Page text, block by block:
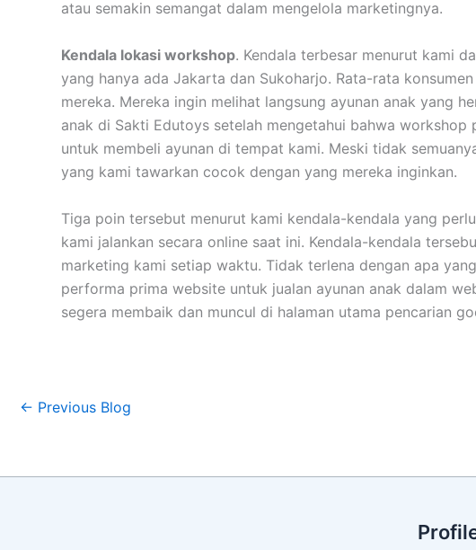
atau semakin semangat dalam mengelola marketingnya.
Kendala lokasi workshop. Kendala terbesar menurut kami
yang hanya ada Jakarta dan Sukoharjo. Rata-rata
mereka. Mereka ingin melihat langsung ayunan anak yang
anak di Sakti Edutoys setelah mengetahui bahwa
untuk membeli ayunan di tempat kami. Meski tidak
yang kami tawarkan cocok dengan yang mereka inginkan.
Tiga poin tersebut menurut kami kendala-kendala yang
kami jalankan secara online saat ini. Kendala-kendala
marketing kami setiap waktu. Tidak terlena dengan apa
performa prima website untuk jualan ayunan anak dalam
segera membaik dan muncul di halaman utama pencarian
← Previous Blog